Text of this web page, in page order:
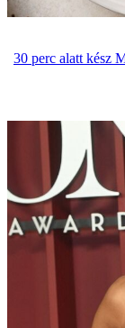
30 perc alatt kész